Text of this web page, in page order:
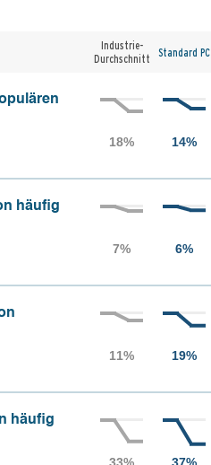
Industrie-
Durchschnitt
Standard PC
häufig
häufig